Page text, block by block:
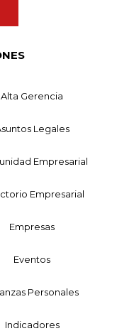
Alta Gerencia
Legales
Empresarial
Empresarial
Empresas
Eventos
Personales
Indicadores